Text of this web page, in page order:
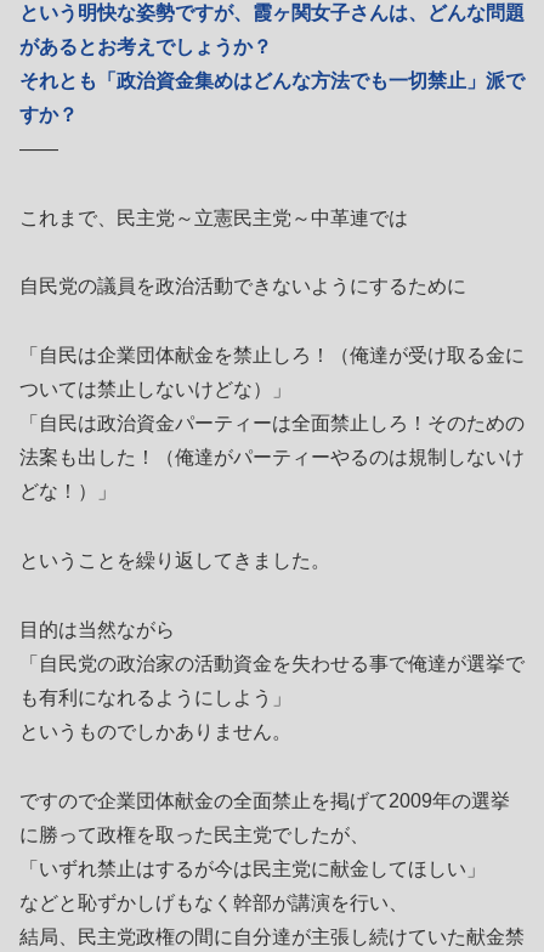
という明快な姿勢ですが、霞ヶ関女子さんは、どんな問題
があるとお考えでしょうか？
それとも「政治資金集めはどんな方法でも一切禁止」派で
すか？
――
これまで、民主党～立憲民主党～中革連では
自民党の議員を政治活動できないようにするために
「自民は企業団体献金を禁止しろ！（俺達が受け取る金に
ついては禁止しないけどな）」
「自民は政治資金パーティーは全面禁止しろ！そのための
法案も出した！（俺達がパーティーやるのは規制しないけ
どな！）」
ということを繰り返してきました。
目的は当然ながら
「自民党の政治家の活動資金を失わせる事で俺達が選挙で
も有利になれるようにしよう」
というものでしかありません。
ですので企業団体献金の全面禁止を掲げて2009年の選挙
に勝って政権を取った民主党でしたが、
「いずれ禁止はするが今は民主党に献金してほしい」
などと恥ずかしげもなく幹部が講演を行い、
結局、民主党政権の間に自分達が主張し続けていた献金禁